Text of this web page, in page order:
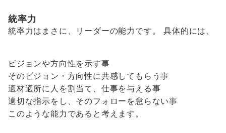
統率力
統率力はまさに、リーダーの能力です。 具体的には、
ビジョンや方向性を示す事
そのビジョン・方向性に共感してもらう事
適材適所に人を割当て、仕事を与える事
適切な指示をし、そのフォローを怠らない事
このような能力であると考えます。